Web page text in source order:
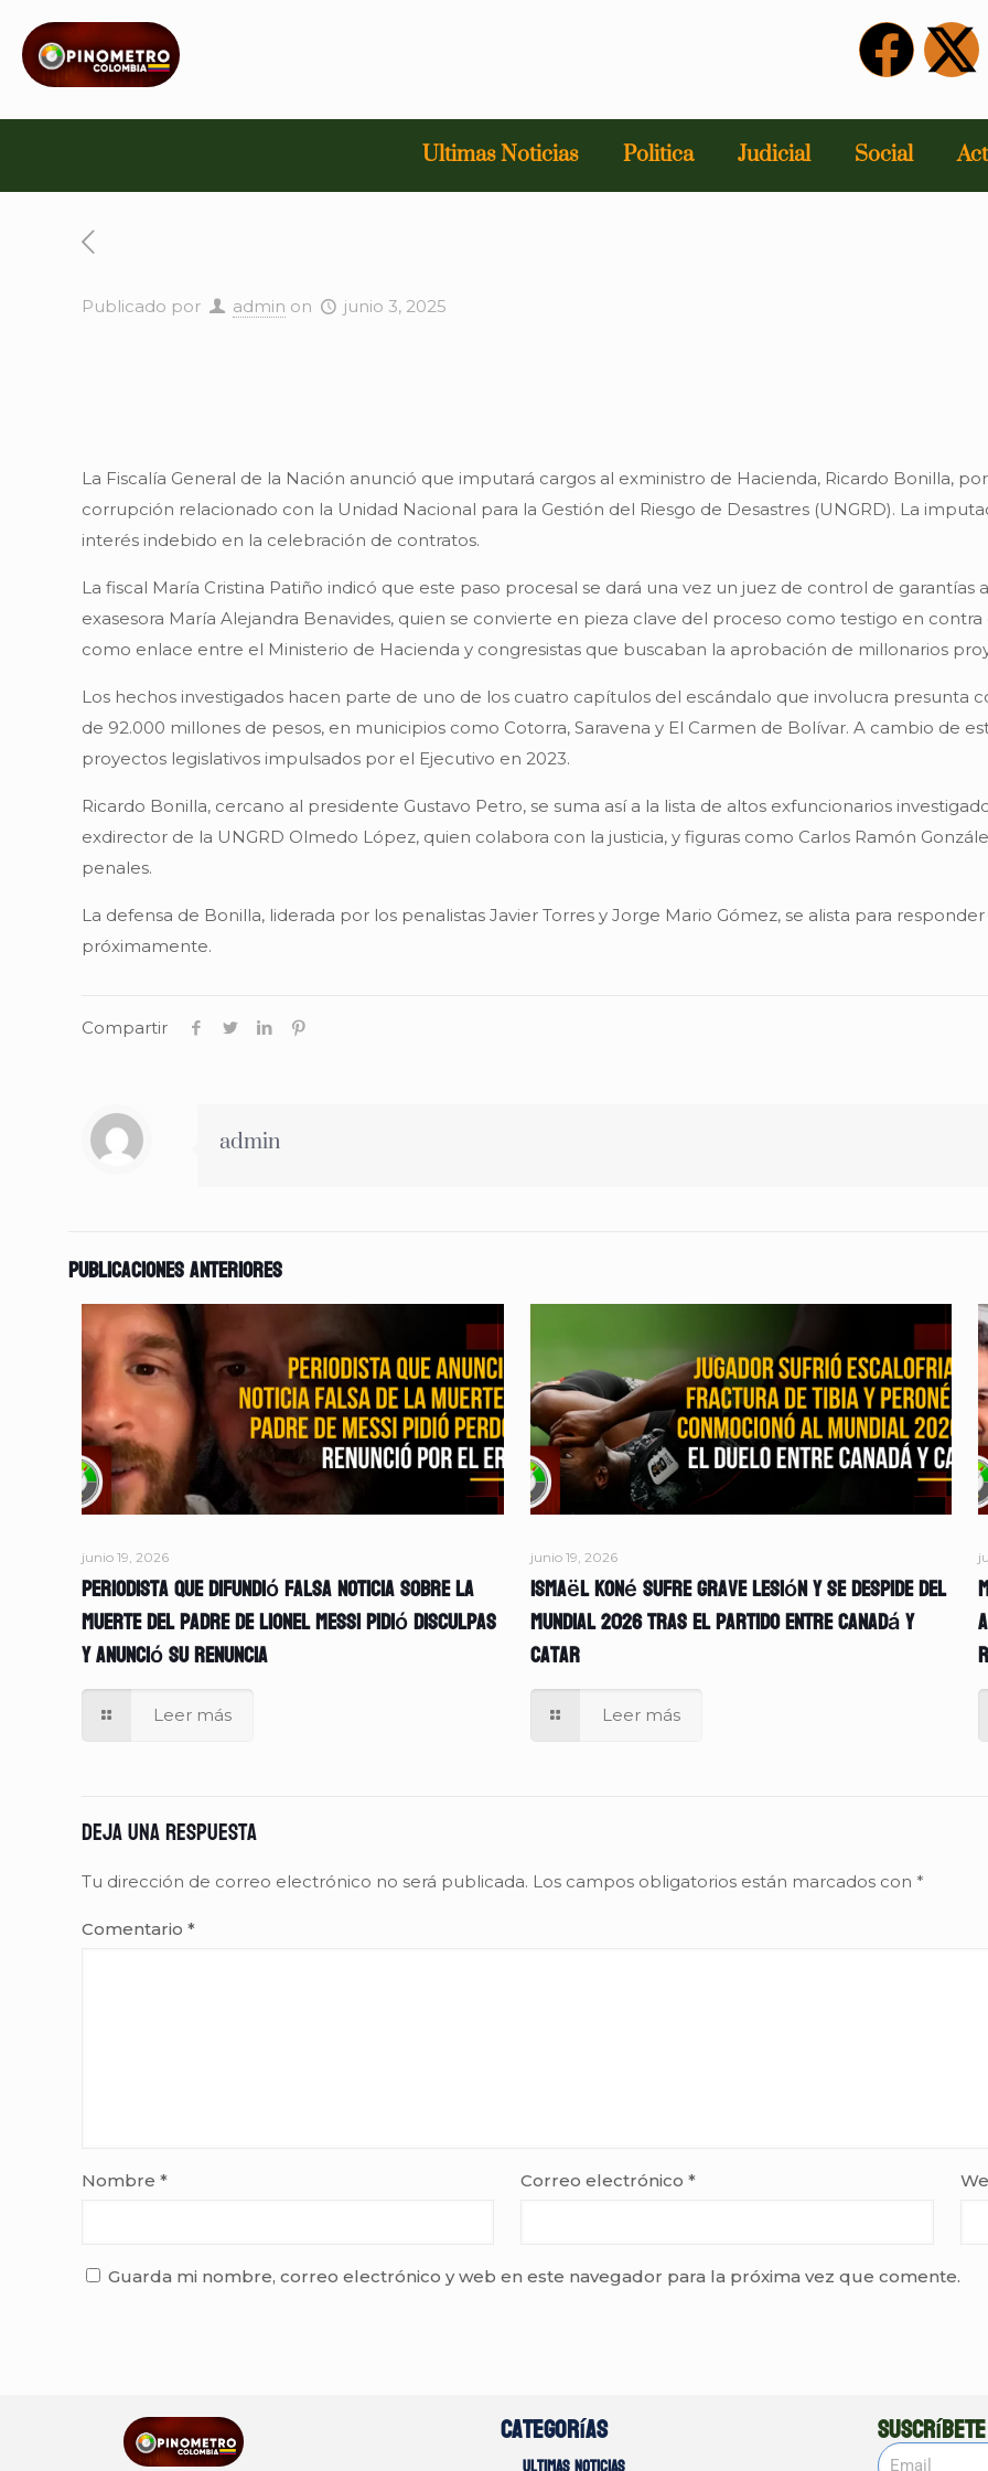
Ultimas Noticias Politica Judicial Social
Publicado por admin on junio 3, 2025
La Fiscalía General de la Nación anunció que imputará cargos al exministro de Hacienda, Ricardo Bonilla,
corrupción relacionado con la Unidad Nacional para la Gestión del Riesgo de Desastres (UNGRD). La
interés indebido en la celebración de contratos.
La fiscal María Cristina Patiño indicó que este paso procesal se dará una vez un juez de control de
exasesora María Alejandra Benavides, quien se convierte en pieza clave del proceso como testigo en
como enlace entre el Ministerio de Hacienda y congresistas que buscaban la aprobación de millonarios
Los hechos investigados hacen parte de uno de los cuatro capítulos del escándalo que involucra presunta
de 92.000 millones de pesos, en municipios como Cotorra, Saravena y El Carmen de Bolívar. A cambio de
proyectos legislativos impulsados por el Ejecutivo en 2023.
Ricardo Bonilla, cercano al presidente Gustavo Petro, se suma así a la lista de altos exfuncionarios
exdirector de la UNGRD Olmedo López, quien colabora con la justicia, y figuras como Carlos Ramón
penales.
La defensa de Bonilla, liderada por los penalistas Javier Torres y Jorge Mario Gómez, se alista para
próximamente.
Compartir
admin
Publicaciones anteriores
junio 19, 2026
Periodista que difundió falsa noticia sobre la
muerte del padre de Lionel Messi pidió disculpas
y anunció su renuncia
Leer más
junio 19, 2026
Ismaël Koné sufre grave lesión y se despide del
Mundial 2026 tras el partido entre Canadá y
Catar
Leer más
Deja una respuesta
Tu dirección de correo electrónico no será publicada. Los campos obligatorios están marcados con *
Comentario *
Nombre * Correo electrónico*
Guarda mi nombre, correo electrónico y web en este navegador para la próxima vez que comente.
Categorías